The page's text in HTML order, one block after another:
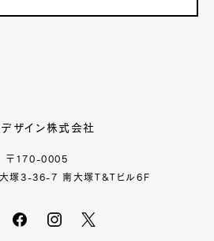
デザイン株式会社
〒170-0005
塚3-36-7 南大塚T&Tビル6F